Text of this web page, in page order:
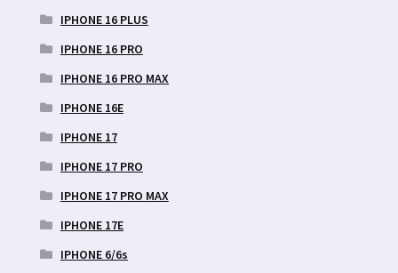
IPHONE 16 PLUS
IPHONE 16 PRO
IPHONE 16 PRO MAX
IPHONE 16E
IPHONE 17
IPHONE 17 PRO
IPHONE 17 PRO MAX
IPHONE 17E
IPHONE 6/6s